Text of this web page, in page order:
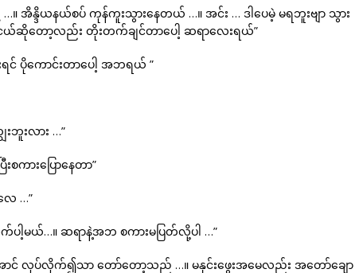
အိန္ဒိယနယ်စပ် ကုန်ကူးသွားနေတယ် …။ အင်း … ဒါပေမဲ့ မရဘူးဗျာ သွား
တော့လည်း တိုးတက်ချင်တာပေါ့ ဆရာလေးရယ်”
းရင် ပိုကောင်းတာပေါ့ အဘရယ် ”
ဘူးလား …”
ကားပြောနေတာ”
ေ …”
မယ်…။ ဆရာနဲ့အဘ စကားမပြတ်လို့ပါ …”
စ်အောင် လုပ်လိုက်၍သာ တော်တော့သည် …။ မနှင်းဖွေးအမေလည်း အတော်ချော